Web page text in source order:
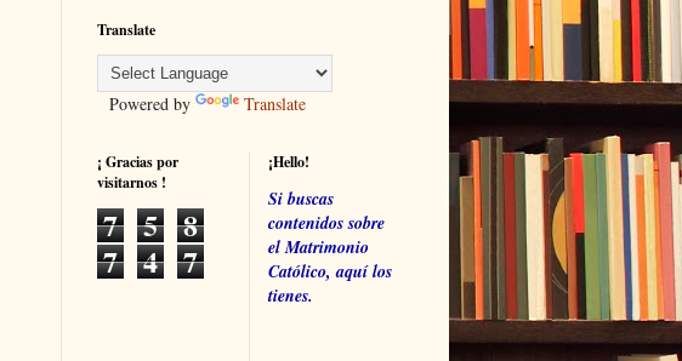
Translate
Powered by Translate
¡ Gracias por
visitarnos !
7 5 8
7 4 7
¡Hello!
Si buscas
contenidos sobre
el Matrimonio
Católico, aquí los
tienes.